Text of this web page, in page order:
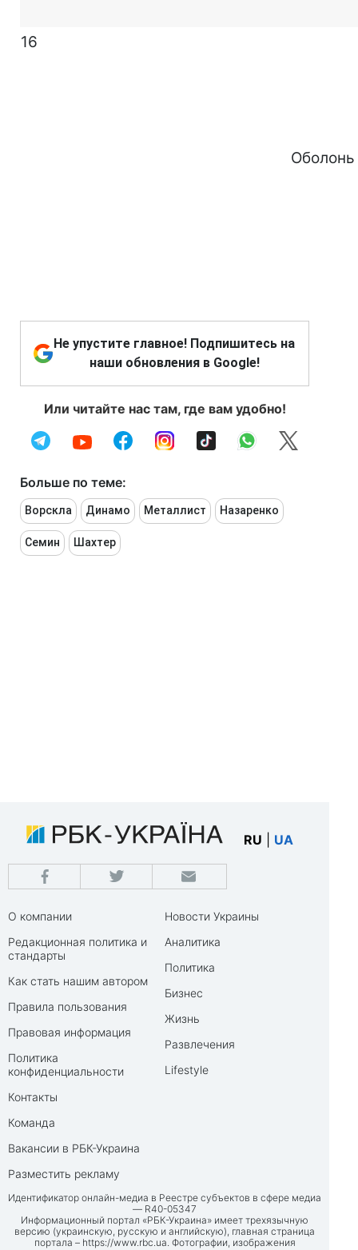
16
Оболонь
Не упустите главное! Подпишитесь на
наши обновления в Google!
Или читайте нас там, где вам удобно!
Больше по теме:
Ворскла Динамо Металлист Назаренко
Семин Шахтер
RU UA
О компании
Редакционная политика и
стандарты
Как стать нашим автором
Правила пользования
Правовая информация
Политика
конфиденциальности
Контакты
Команда
Вакансии в РБК-Украина
Разместить рекламу
Новости Украины
Аналитика
Политика
Бизнес
Жизнь
Развлечения
Lifestyle
Идентификатор онлайн-медиа в Реестре субъектов в сфере медиа
— R40-05347
Информационный портал «РБК-Украина» имеет трехязычную
версию (украинскую, русскую и английскую), главная страница
портала – https://www.rbc.ua. Фотографии, изображения